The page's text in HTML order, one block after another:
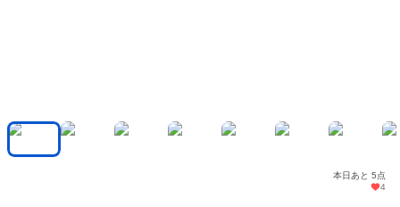
本日あと 5点
4